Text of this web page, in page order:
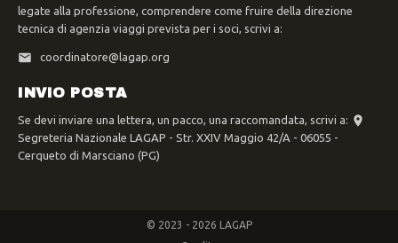
legate alla professione, comprendere come fruire della direzione
tecnica di agenzia viaggi prevista per i soci, scrivi a:
coordinatore@lagap.org
INVIO POSTA
Se devi inviare una lettera, un pacco, una raccomandata, scrivi a:
Segreteria Nazionale LAGAP - Str. XXIV Maggio 42/A - 06055 -
Cerqueto di Marsciano (PG)
© 2023 - 2026 LAGAP